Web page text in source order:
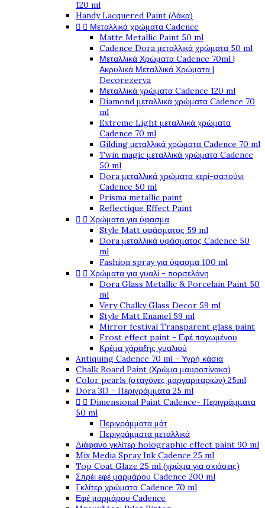
120 ml
Handy Lacquered Paint (Λάκα)
  Μεταλλικά χρώματα Cadence
Matte Metallic Paint 50 ml
Cadence Dora μεταλλικά χρώματα 50 ml
Μεταλλικά Χρώματα Cadence 70ml |
Ακρυλικά Μεταλλικά Χρώματα |
Decorezerva
Μεταλλικά χρώματα Cadence 120 ml
Diamond μεταλλικά χρώματα Cadence 70
ml
Extreme Light μεταλλικά χρώματα
Cadence 70 ml
Gilding μεταλλικά χρώματα Cadence 70 ml
Twin magic μεταλλικά χρώματα Cadence
50 ml
Dora μεταλλικά χρώματα κερί-σαπούνι
Cadence 50 ml
Prisma metallic paint
Reflectique Effect Paint
  Χρώματα για ύφασμα
Style Matt υφάσματος 59 ml
Dora μεταλλικά υφάσματος Cadence 50
ml
Fashion spray για ύφασμα 100 ml
  Χρώματα για γυαλί - πορσελάνη
Dora Glass Metallic & Porcelain Paint 50
ml
Very Chalky Glass Decor 59 ml
Style Matt Enamel 59 ml
Mirror festival Transparent glass paint
Frost effect paint - Εφέ παγωμένου
Κρέμα χάραξης γυαλιού
Antiquing Cadence 70 ml - Υγρή κάσια
Chalk Board Paint (Χρώμα μαυροπίνακα)
Color pearls (σταγόνες μαργαριταριών) 25ml
Dora 3D - Περιγράμματα 25 ml
  Dimensional Paint Cadence- Περιγράμματα
50 ml
Περιγράμματα μάτ
Περιγράμματα μεταλλικά
Διάφανο γκλίτερ holographic effect paint 90 ml
Mix Media Spray Ink Cadence 25 ml
Top Coat Glaze 25 ml (χρώμα για σκιάσεις)
Σπρέι εφέ μαρμάρου Cadence 200 ml
Γκλίτερ χρώματα Cadence 70 ml
Εφέ μαρμάρου Cadence